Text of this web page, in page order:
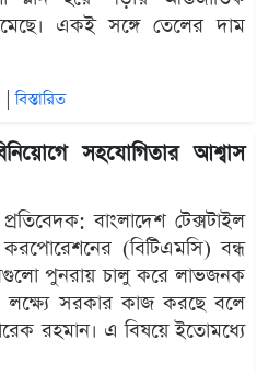
একই সঙ্গে তেলের দাম
|বিস্তারিত
সহযোগিতার আশ্বাস
বাংলাদেশ টেক্সটাইল
(বিটিএমসি) বন্ধ
পুনরায় চালু করে লাভজনক
লক্ষ্যে সরকার কাজ করছে বলে
রহমান। এ বিষয়ে ইতোমধ্যে